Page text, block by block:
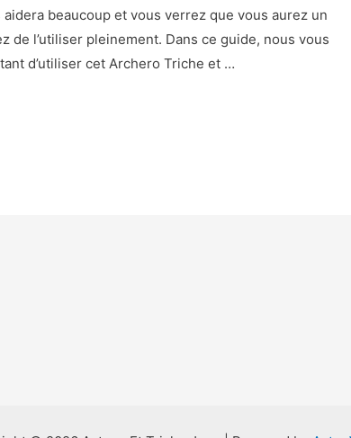
beaucoup et vous verrez que vous aurez un
de l’utiliser pleinement. Dans ce guide, nous vous
d’utiliser cet Archero Triche et …